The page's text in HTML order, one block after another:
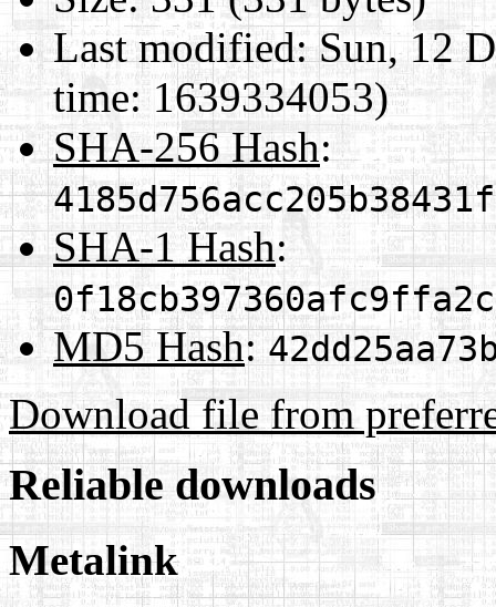
Last modified:Sun, 12
time: 1639334053)
SHA-256 Hash:
SHA-1 Hash:
MD5 Hash:
Download file from
Reliable downloads
Metalink